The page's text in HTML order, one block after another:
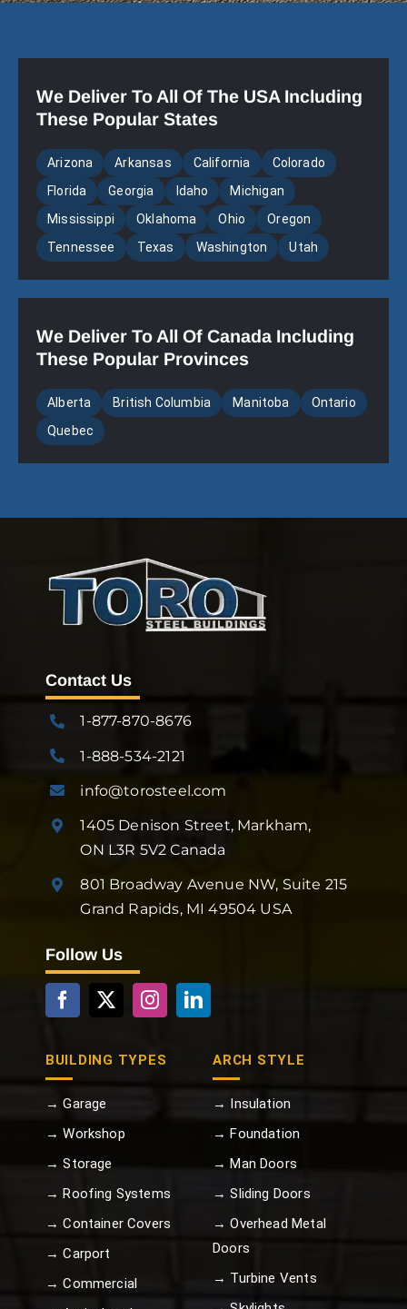
We Deliver To All Of The USA Including
These Popular States
Arizona Arkansas California
Colorado
Florida
Georgia Idaho
Michigan
Mississippi
Oklahoma Ohio
Oregon
Tennessee
Texas Washington Utah
We Deliver To All Of Canada Including
These Popular Provinces
Alberta British Columbia Manitoba
Ontario
Quebec
Contact Us
1-877-870-8676
1-888-534-2121
info@torosteel.com
1405 Denison Street, Markham,
ON L3R 5V2 Canada
801 Broadway Avenue NW, Suite 215
Grand Rapids, MI 49504 USA
Follow Us
BUILDING TYPES
→ Garage
→ Workshop
→ Storage
→ Roofing Systems
→ Container Covers
→ Carport
→ Commercial
ARCH STYLE
→ Insulation
→ Foundation
→ Man Doors
→ Sliding Doors
→ Overhead Metal
Doors
→ Turbine Vents